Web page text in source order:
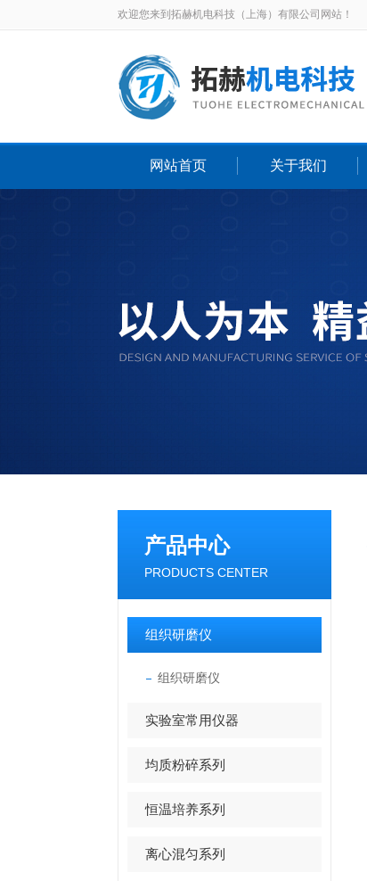
欢迎您来到拓赫机电科技（上海）有限公司网站！
网站首页 关于我们
产品中心
PRODUCTS CENTER
组织研磨仪
组织研磨仪
实验室常用仪器
均质粉碎系列
恒温培养系列
离心混匀系列